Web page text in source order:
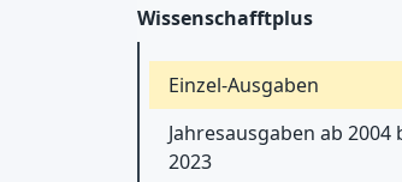
Wissenschafftplus
Einzel-Ausgaben
Jahresausgaben ab 2004
2023